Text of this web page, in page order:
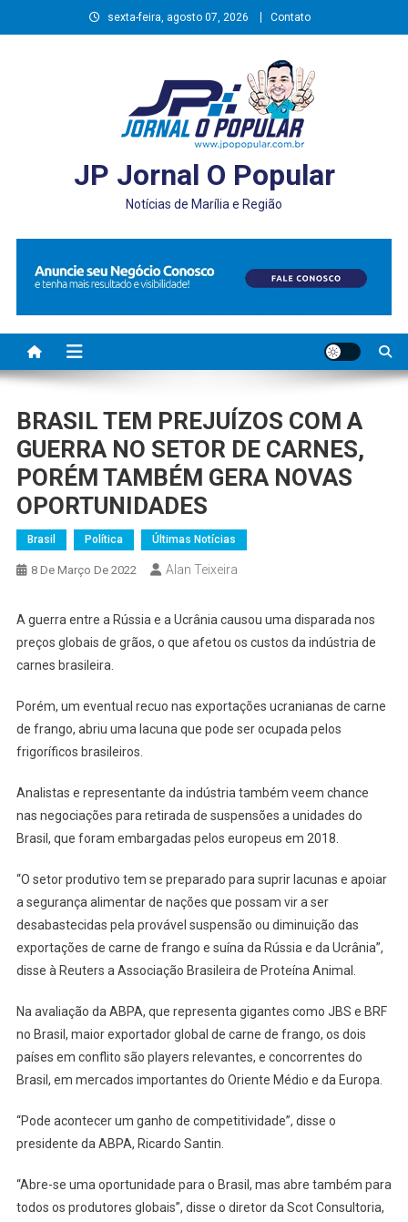
to
sexta-feira, agosto 07, 2026 Contato
JP Jornal O Popular
Notícias de Marília e Região
BRASIL TEM PREJUÍZOS COM A
GUERRA NO SETOR DE CARNES,
PORÉM TAMBÉM GERA NOVAS
OPORTUNIDADES
Brasil Política Últimas Notícias
8 De Março De 2022 Alan Teixeira
A guerra entre a Rússia e a Ucrânia causou uma disparada nos
preços globais de grãos, o que afetou os custos da indústria de
carnes brasileira.
Porém, um eventual recuo nas exportações ucranianas de carne
de frango, abriu uma lacuna que pode ser ocupada pelos
frigoríficos brasileiros.
Analistas e representante da indústria também veem chance
nas negociações para retirada de suspensões a unidades do
Brasil, que foram embargadas pelos europeus em 2018.
“O setor produtivo tem se preparado para suprir lacunas e apoiar
a segurança alimentar de nações que possam vir a ser
desabastecidas pela provável suspensão ou diminuição das
exportações de carne de frango e suína da Rússia e da Ucrânia”,
disse à Reuters a Associação Brasileira de Proteína Animal.
Na avaliação da ABPA, que representa gigantes como JBS e BRF
no Brasil, maior exportador global de carne de frango, os dois
países em conflito são players relevantes, e concorrentes do
Brasil, em mercados importantes do Oriente Médio e da Europa.
“Pode acontecer um ganho de competitividade”, disse o
presidente da ABPA, Ricardo Santin.
“Abre-se uma oportunidade para o Brasil, mas abre também para
todos os produtores globais”, disse o diretor da Scot Consultoria,